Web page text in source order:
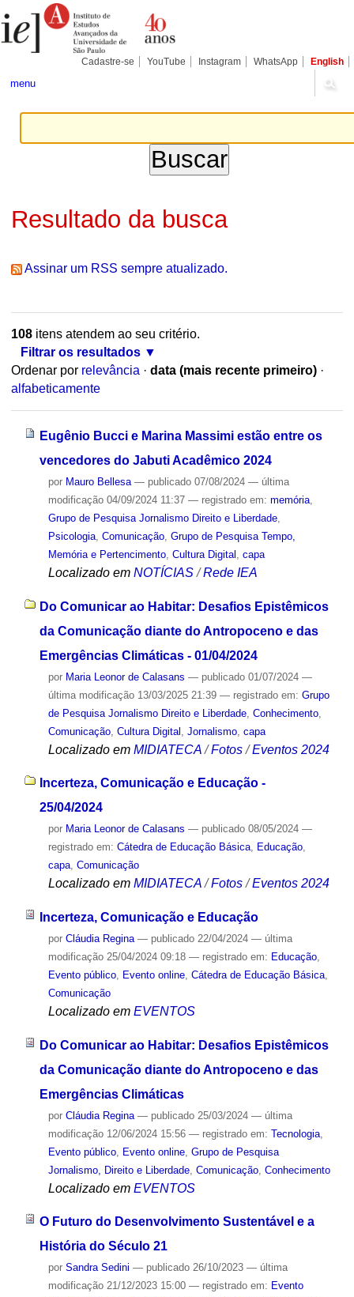
para
conteúdo.
Pessoais
Cadastre-se YouTube Instagram WhatsApp English
menu
Resultado da busca
Assinar um RSS sempre atualizado.
108itens atendem ao seu critério.
Filtrar os resultados
Ordenar por relevância · data (mais recente primeiro) ·
alfabeticamente
Eugênio Bucci e Marina Massimi estão entre os
vencedores do Jabuti Acadêmico 2024
por Mauro Bellesa — publicado07/08/2024 — última
modificação04/09/2024 11:37 — registrado em: memória,
Grupo de Pesquisa Jornalismo Direito e Liberdade,
Psicologia, Comunicação, Grupo de Pesquisa Tempo,
Memória e Pertencimento, Cultura Digital capa
Localizado em NOTÍCIAS /Rede IEA
Do Comunicar ao Habitar: Desafios Epistêmicos
da Comunicação diante do Antropoceno e das
Emergências Climáticas - 01/04/2024
por Maria Leonor de Calasans — publicado01/07/2024 —
última modificação13/03/2025 21:39 — registrado em: Grupo
de Pesquisa Jornalismo Direito e Liberdade, Conhecimento,
Comunicação, Cultura Digital Jornalismo, capa
Localizado em MIDIATECA /Fotos /Eventos 2024
Incerteza, Comunicação e Educação -
25/04/2024
por Maria Leonor de Calasans — publicado08/05/2024 —
registrado em: Cátedra de Educação Básica, Educação,
capa, Comunicação
Localizado em MIDIATECA /Fotos /Eventos 2024
Incerteza, Comunicação e Educação
por Cláudia Regina — publicado22/04/2024 — última
modificação25/04/2024 09:18 — registrado em: Educação,
Evento público, Evento online, Cátedra de Educação Básica,
Comunicação
Localizado em EVENTOS
Do Comunicar ao Habitar: Desafios Epistêmicos
da Comunicação diante do Antropoceno e das
Emergências Climáticas
por Cláudia Regina — publicado25/03/2024 — última
modificação12/06/2024 15:56 — registrado em: Tecnologia,
Evento público, Evento online, Grupo de Pesquisa
Jornalismo, Direito e Liberdade, Comunicação, Conhecimento
Localizado em EVENTOS
O Futuro do Desenvolvimento Sustentável e a
História do Século 21
por Sandra Sedini — publicado26/10/2023 — última
modificação21/12/2023 15:00 — registrado em: Evento